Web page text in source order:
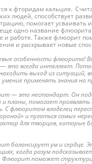
к фторидам кальция.
людей, способствует
помогает усваивать
одно название
и работе. Также флюорит
и раскрывает новые
особенности флюорита!
это всегда интеллект.
выход из ситуаций,
применять знания на
— это нестандарт. Он
и планы, помогает проявлять
С флюоритом владелец
и пугаться самых
для творцов, которые
балансирует ум и сердце.
когда разум
Флюорит поможет